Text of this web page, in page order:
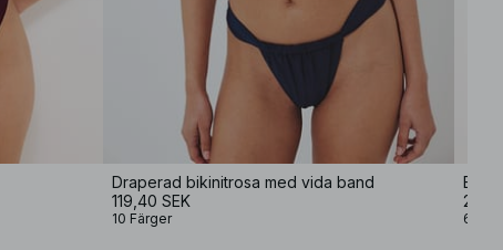
Draperad bikinitrosa med vida band
119,40 SEK
10 Färger
229
6